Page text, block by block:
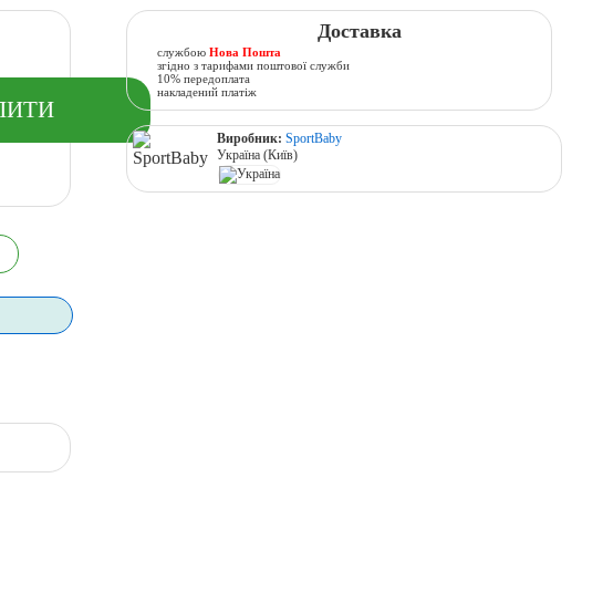
Доставка
службою Нова Пошта
згідно з тарифами поштової служби
10% передоплата
накладений платіж
Виробник: SportBaby
Україна (Київ)